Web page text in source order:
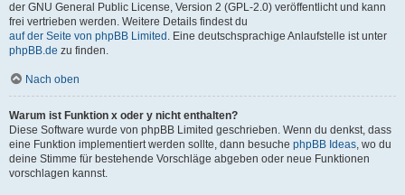
der GNU General Public License, Version 2 (GPL-2.0) veröffentlicht und kann
frei vertrieben werden. Weitere Details findest du
auf der Seite von phpBB Limited . Eine deutschsprachige Anlaufstelle ist unter
phpBB.de zu finden.
Nach oben
Warum ist Funktion x oder y nicht enthalten?
Diese Software wurde von phpBB Limited geschrieben. Wenn du denkst, dass
eine Funktion implementiert werden sollte, dann besuche phpBB Ideas, wo du
deine Stimme für bestehende Vorschläge abgeben oder neue Funktionen
vorschlagen kannst.